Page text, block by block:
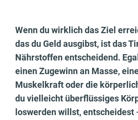
Wenn du wirklich das Ziel
das du Geld ausgibst, ist das
Nährstoffen entscheidend.
einen Zugewinn an Masse,
Muskelkraft oder die
du vielleicht überflüssiges
loswerden willst, entscheidest